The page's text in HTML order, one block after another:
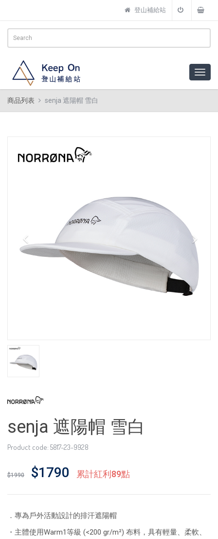
登山補給站
商品列表 senja 遮陽帽 雪白
senja 遮陽帽 雪白
Product code: 5817-23-9928
$1990 $1790 累計紅利89點
．專為戶外活動設計的排汗遮陽帽
・主體使用Warm1等級 (<200 gr/m²) 布料 ，具有輕量、柔軟、